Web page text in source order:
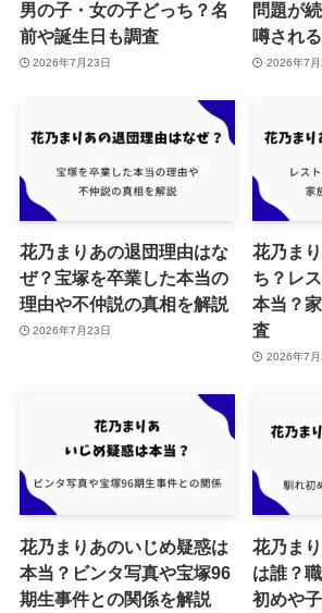
男の子・女の子どっち？名
前や誕生日も調査
2026年7月23日
問題が
噂され
2026年7月
花乃まりあの退団理由はな
ぜ？宝塚を卒業した本当の
理由や不仲説の真相を解説
2026年7月23日
花乃ま
ち？レ
本当？
査
2026年7月
花乃まりあのいじめ疑惑は
本当？ビンタ写真や宝塚96
期生事件との関係を解説
花乃ま
は誰？
初めや